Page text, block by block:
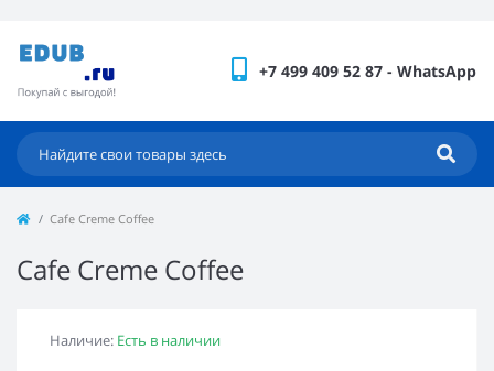
+7 499 409 52 87 - WhatsApp
Cafe Creme Coffee
Cafe Creme Coffee
Наличие: Есть в наличии